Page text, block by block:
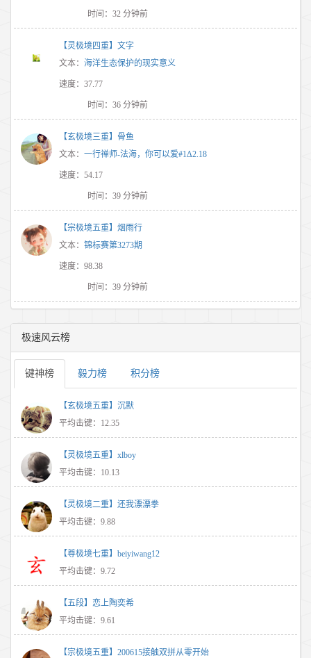
时间：32 分钟前
【灵极境四重】文字
文本： 海洋生态保护的现实意义
速度：37.77
时间：36 分钟前
【玄极境三重】骨鱼
文本： 一行禅师-法海，你可以爱#1Δ2.18
速度：54.17
时间：39 分钟前
【宗极境五重】烟雨行
文本： 锦标赛第3273期
速度：98.38
时间：39 分钟前
极速风云榜
键神榜 毅力榜 积分榜
【玄极境五重】沉默
平均击键：12.35
【灵极境五重】xlboy
平均击键：10.13
【灵极境二重】还我漂漂拳
平均击键：9.88
【尊极境七重】beiyiwang12
平均击键：9.72
【五段】恋上陶奕希
平均击键：9.61
【宗极境五重】200615接触双拼从零开始